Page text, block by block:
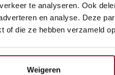
te analyseren. Ook
en analyse. Deze
of die ze hebben verzameld
Weigeren